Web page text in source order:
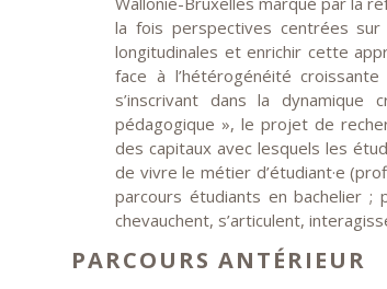
la fois perspectives centrées
longitudinales et enrichir cette
face à l’hétérogénéité
s’inscrivant dans la
pédagogique », le projet de
des capitaux avec lesquels les
de vivre le métier d’étudiant·e
parcours étudiants en bachelier
chevauchent, s’articulent,
PARCOURS ANTÉRIEUR